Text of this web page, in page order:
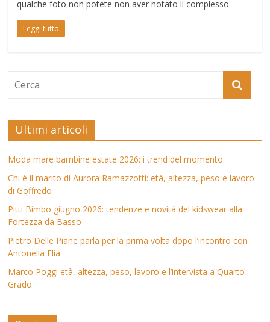
qualche foto non potete non aver notato il complesso
Leggi tutto
Ultimi articoli
Moda mare bambine estate 2026: i trend del momento
Chi è il marito di Aurora Ramazzotti: età, altezza, peso e lavoro
di Goffredo
Pitti Bimbo giugno 2026: tendenze e novità del kidswear alla
Fortezza da Basso
Pietro Delle Piane parla per la prima volta dopo l’incontro con
Antonella Elia
Marco Poggi età, altezza, peso, lavoro e l’intervista a Quarto
Grado